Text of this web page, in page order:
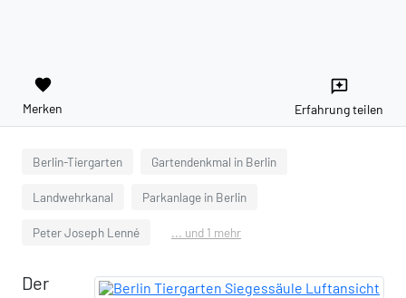
favorite
Merken
reviews
Erfahrung teilen
Berlin-Tiergarten Gartendenkmal in Berlin
Landwehrkanal Parkanlage in Berlin
Peter Joseph Lenné ... und 1 mehr
Der